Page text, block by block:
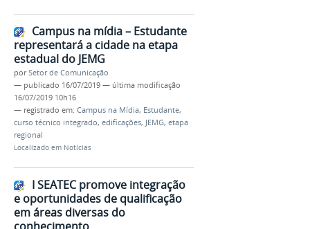
Campus na mídia – Estudante
representará a cidade na etapa
estadual do JEMG
porSetor de Comunicação
— publicado 16/07/2019 — última modificação
16/07/2019 10h16
— registrado em: Campus na Mídia, Estudante,
curso técnico integrado, edificações, JEMG, etapa
regional
Localizado em Notícias
I SEATEC promove integração
e oportunidades de qualificação
em áreas diversas do